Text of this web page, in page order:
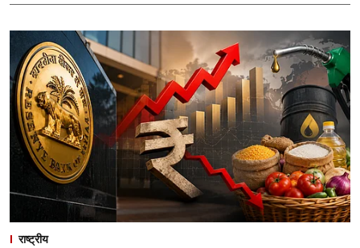
राष्ट्रीय